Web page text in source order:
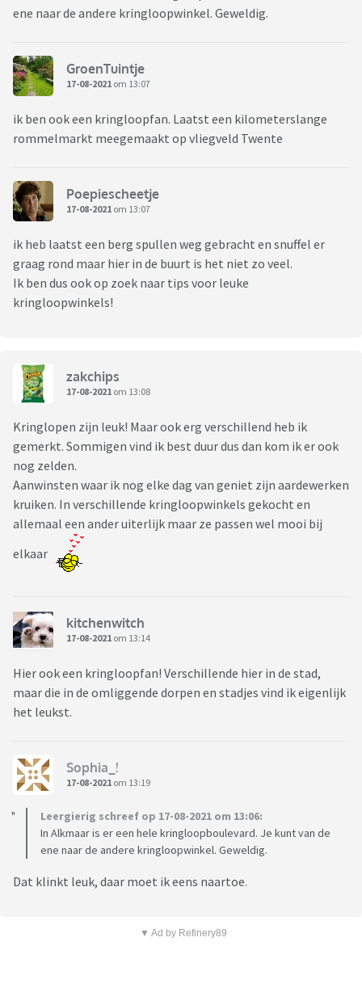
ene naar de andere kringloopwinkel. Geweldig.
GroenTuintje
17-08-2021 om 13:07
ik ben ook een kringloopfan. Laatst een kilometerslange
rommelmarkt meegemaakt op vliegveld Twente
Poepiescheetje
17-08-2021 om 13:07
ik heb laatst een berg spullen weg gebracht en snuffel er
graag rond maar hier in de buurt is het niet zo veel.
Ik ben dus ook op zoek naar tips voor leuke
kringloopwinkels!
zakchips
17-08-2021 om 13:08
Kringlopen zijn leuk! Maar ook erg verschillend heb ik
gemerkt. Sommigen vind ik best duur dus dan kom ik er ook
nog zelden.
Aanwinsten waar ik nog elke dag van geniet zijn aardewerken
kruiken. In verschillende kringloopwinkels gekocht en
allemaal een ander uiterlijk maar ze passen wel mooi bij
elkaar
kitchenwitch
17-08-2021 om 13:14
Hier ook een kringloopfan! Verschillende hier in de stad,
maar die in de omliggende dorpen en stadjes vind ik eigenlijk
het leukst.
Sophia_!
17-08-2021 om 13:19
Leergierig schreef op 17-08-2021 om 13:06:
In Alkmaar is er een hele kringloopboulevard. Je kunt van de
ene naar de andere kringloopwinkel. Geweldig.
Dat klinkt leuk, daar moet ik eens naartoe.
▼ Ad by Refinery89